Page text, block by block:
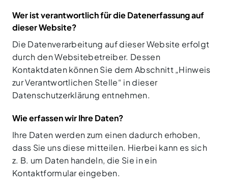
Wer ist verantwortlich für die Datenerfassung auf
dieser Website?
Die Datenverarbeitung auf dieser Website erfolgt
durch den Websitebetreiber. Dessen
Kontaktdaten können Sie dem Abschnitt „Hinweis
zur Verantwortlichen Stelle“ in dieser
Datenschutzerklärung entnehmen.
Wie erfassen wir Ihre Daten?
Ihre Daten werden zum einen dadurch erhoben,
dass Sie uns diese mitteilen. Hierbei kann es sich
z. B. um Daten handeln, die Sie in ein
Kontaktformular eingeben.